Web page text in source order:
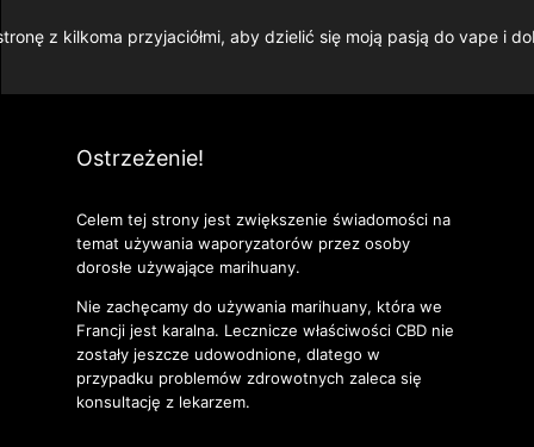
z kilkoma przyjaciółmi, aby dzielić się moją pasją do vape i
Ostrzeżenie!
Celem tej strony jest zwiększenie świadomości na
temat używania waporyzatorów przez osoby
dorosłe używające marihuany.
Nie zachęcamy do używania marihuany, która we
Francji jest karalna. Lecznicze właściwości CBD nie
zostały jeszcze udowodnione, dlatego w
przypadku problemów zdrowotnych zaleca się
konsultację z lekarzem.